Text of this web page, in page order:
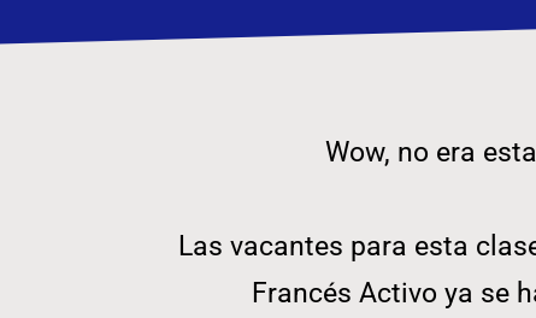
Wow, no era
Las vacantes para esta
Francés Activo ya se